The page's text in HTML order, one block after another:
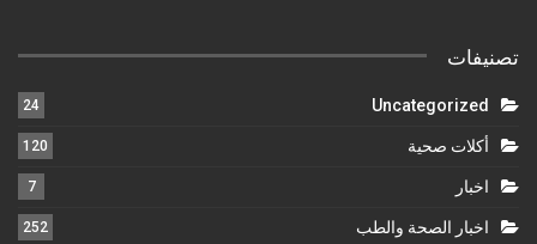
تصنيفات
Uncategorized
24
أكلات صحية 120
اخبار 7
اخبار الصحة والطب 252